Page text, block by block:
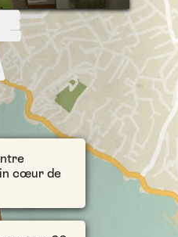
cœur de